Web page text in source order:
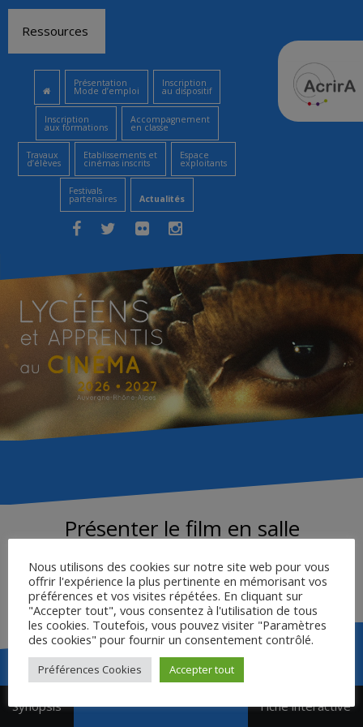
contenu
Ressources
Présentation
Mode d’emploi
Inscription
au dispositif
Inscription
aux formations
Accompagnement
en classe
Travaux
d’élèves
Etablissements et
cinémas inscrits
Espace
exploitants
Festivals
partenaires Actualités
Présenter le film en salle
ELEPHANT MANFiche rédigée par Chloé Guilhem –
Cinéma Le Pestel à Die (26)
Navigation
Synopsis Fiche interactive
Nous utilisons des cookies sur notre site web pour vous
offrir l'expérience la plus pertinente en mémorisant vos
préférences et vos visites répétées. En cliquant sur
"Accepter tout", vous consentez à l'utilisation de tous
les cookies. Toutefois, vous pouvez visiter "Paramètres
des cookies" pour fournir un consentement contrôlé.
Préférences Cookies Accepter tout